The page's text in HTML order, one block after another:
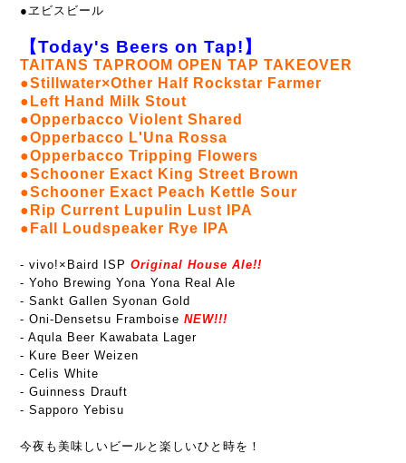
●ヱビスビール
【Today's Beers on Tap!】
TAITANS TAPROOM OPEN TAP TAKEOVER
●Stillwater×Other Half Rockstar Farmer
●Left Hand Milk Stout
●Opperbacco Violent Shared
●Opperbacco L'Una Rossa
●Opperbacco Tripping Flowers
●Schooner Exact King Street Brown
●Schooner Exact Peach Kettle Sour
●Rip Current Lupulin Lust IPA
●Fall Loudspeaker Rye IPA
- vivo!×Baird ISP Original House Ale!!
- Yoho Brewing Yona Yona Real Ale
- Sankt Gallen Syonan Gold
- Oni-Densetsu Framboise NEW!!!
- Aqula Beer Kawabata Lager
- Kure Beer Weizen
- Celis White
- Guinness Drauft
- Sapporo Yebisu
今夜も美味しいビールと楽しいひと時を！